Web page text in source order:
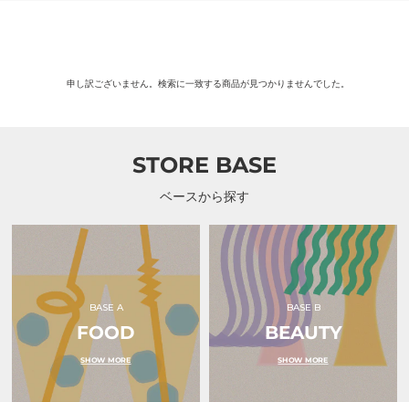
申し訳ございません。検索に一致する商品が見つかりませんでした。
STORE BASE
ベースから探す
BASE A
FOOD
SHOW MORE
BASE B
BEAUTY
SHOW MORE